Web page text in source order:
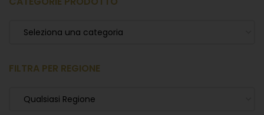
Seleziona una categoria
FILTRA PER REGIONE
Qualsiasi Regione